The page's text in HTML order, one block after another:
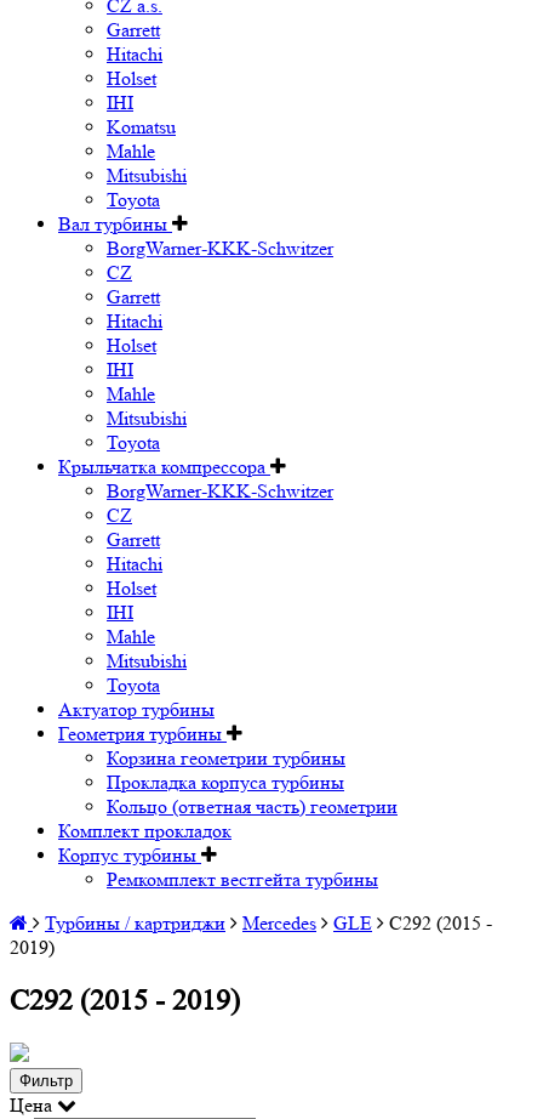
CZ a.s.
Garrett
Hitachi
Holset
IHI
Komatsu
Mahle
Mitsubishi
Toyota
Вал турбины
BorgWarner-KKK-Schwitzer
CZ
Garrett
Hitachi
Holset
IHI
Mahle
Mitsubishi
Toyota
Крыльчатка компрессора
BorgWarner-KKK-Schwitzer
CZ
Garrett
Hitachi
Holset
IHI
Mahle
Mitsubishi
Toyota
Актуатор турбины
Геометрия турбины
Корзина геометрии турбины
Прокладка корпуса турбины
Кольцо (ответная часть) геометрии
Комплект прокладок
Корпус турбины
Ремкомплект вестгейта турбины
Турбины / картриджи
Mercedes GLE
C292 (2015 -
2019)
C292 (2015 - 2019)
Фильтр
Цена